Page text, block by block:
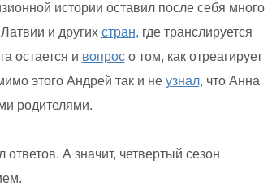
истории оставил после себя много
и других стран, где транслируется
остается и вопросо том, как отреагирует
этого Андрей так и не узнал, что Анна
родителями.
А значит, четвертый сезон